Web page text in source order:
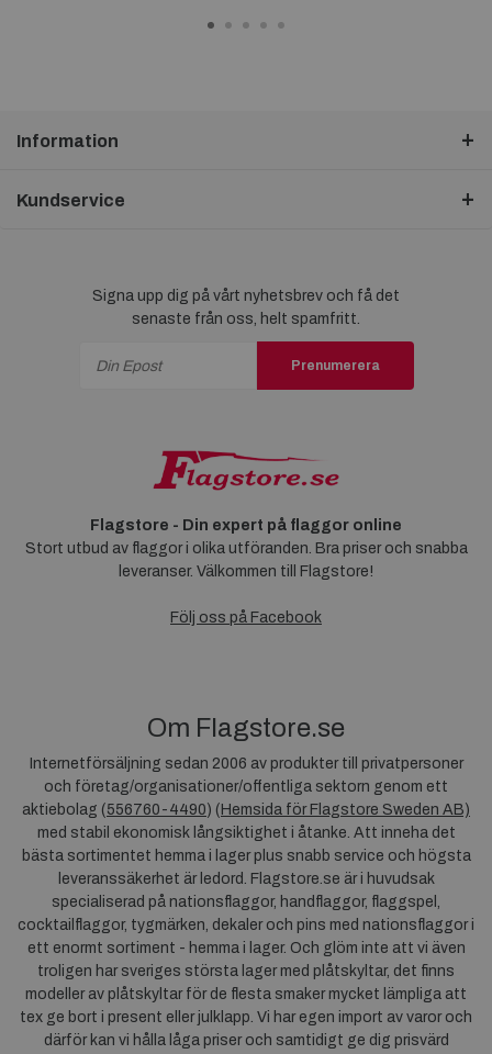
Information
Kundservice
Signa upp dig på vårt nyhetsbrev och få det
senaste från oss, helt spamfritt.
Prenumerera
Flagstore - Din expert på flaggor online
Stort utbud av flaggor i olika utföranden. Bra priser och snabba
leveranser. Välkommen till Flagstore!
Följ oss på Facebook
Om Flagstore.se
Internetförsäljning sedan 2006 av produkter till privatpersoner
och företag/organisationer/offentliga sektorn genom ett
aktiebolag (556760-4490) ( Hemsida för Flagstore Sweden AB)
med stabil ekonomisk långsiktighet i åtanke. Att inneha det
bästa sortimentet hemma i lager plus snabb service och högsta
leveranssäkerhet är ledord. Flagstore.se är i huvudsak
specialiserad på nationsflaggor, handflaggor, flaggspel,
cocktailflaggor, tygmärken, dekaler och pins med nationsflaggor i
ett enormt sortiment - hemma i lager. Och glöm inte att vi även
troligen har sveriges största lager med plåtskyltar, det finns
modeller av plåtskyltar för de flesta smaker mycket lämpliga att
tex ge bort i present eller julklapp. Vi har egen import av varor och
därför kan vi hålla låga priser och samtidigt ge dig prisvärd